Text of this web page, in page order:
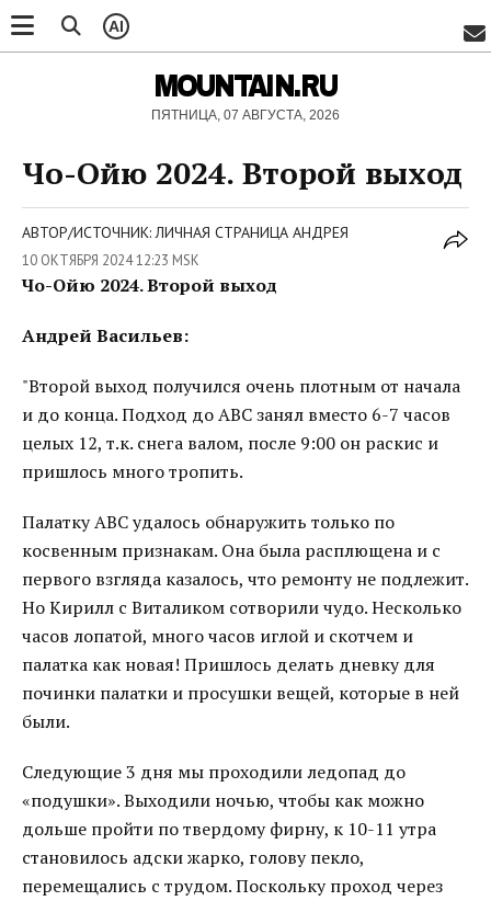
AI
MOUNTAIN.RU
ПЯТНИЦА, 07 АВГУСТА, 2026
Чо-Ойю 2024. Второй выход
АВТОР/ИСТОЧНИК: ЛИЧНАЯ СТРАНИЦА АНДРЕЯ
10 ОКТЯБРЯ 2024 12:23 MSK
Чо-Ойю 2024. Второй выход
Андрей Васильев:
"Второй выход получился очень плотным от начала
и до конца. Подход до АВС занял вместо 6-7 часов
целых 12, т.к. снега валом, после 9:00 он раскис и
пришлось много тропить.
Палатку АВС удалось обнаружить только по
косвенным признакам. Она была расплющена и с
первого взгляда казалось, что ремонту не подлежит.
Но Кирилл с Виталиком сотворили чудо. Несколько
часов лопатой, много часов иглой и скотчем и
палатка как новая! Пришлось делать дневку для
починки палатки и просушки вещей, которые в ней
были.
Следующие 3 дня мы проходили ледопад до
«подушки». Выходили ночью, чтобы как можно
дольше пройти по твердому фирну, к 10-11 утра
становилось адски жарко, голову пекло,
перемещались с трудом. Поскольку проход через